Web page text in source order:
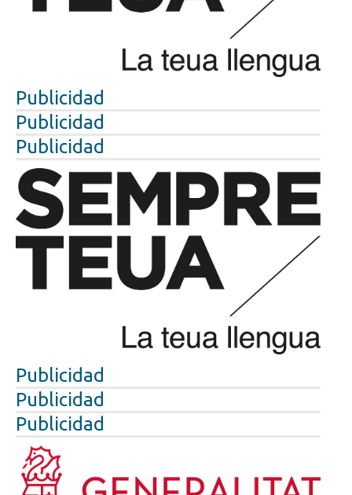
Publicidad
Publicidad
Publicidad
Publicidad
Publicidad
Publicidad